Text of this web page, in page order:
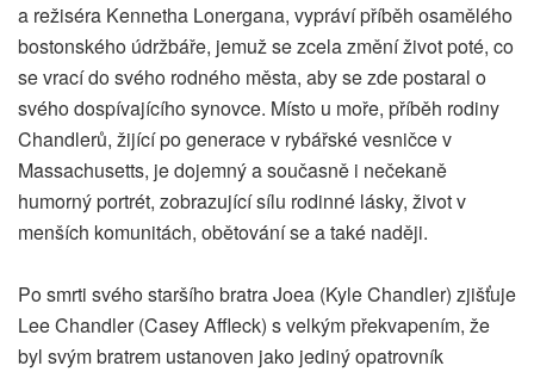
a režiséra Kennetha Lonergana, vypráví příběh osamělého
bostonského údržbáře, jemuž se zcela změní život poté, co
se vrací do svého rodného města, aby se zde postaral o
svého dospívajícího synovce. Místo u moře, příběh rodiny
Chandlerů, žijící po generace v rybářské vesničce v
Massachusetts, je dojemný a současně i nečekaně
humorný portrét, zobrazující sílu rodinné lásky, život v
menších komunitách, obětování se a také naději.
Po smrti svého staršího bratra Joea (Kyle Chandler) zjišťuje
Lee Chandler (Casey Affleck) s velkým překvapením, že
byl svým bratrem ustanoven jako jediný opatrovník